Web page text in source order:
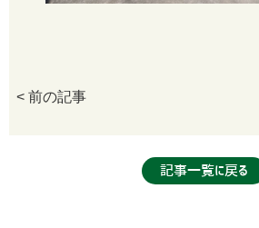
< 前の記事
記事一覧に戻る